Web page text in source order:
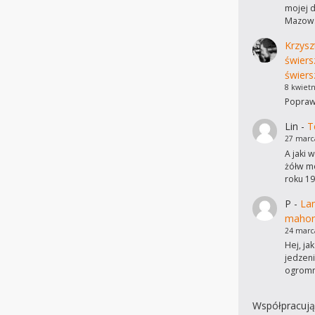
mojej
8
Lin -
27
A jaki
żółw
roku
P -
24
Hej,